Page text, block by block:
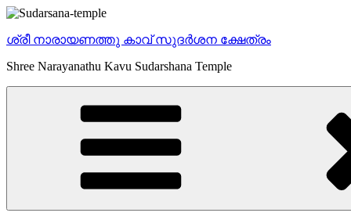
Skip
content
ശ്രീ നാരായണത്തു കാവ് സുദര്‍ശന ക്ഷേത്രം
Shree Narayanathu Kavu Sudarshana Temple